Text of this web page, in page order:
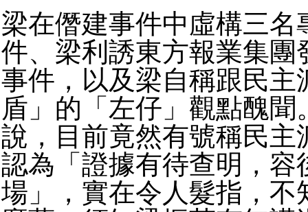
梁在僭建事件中虛構三名
件、梁利誘東方報業集團
事件，以及梁自稱跟民主
盾」的「左仔」觀點醜聞
說，目前竟然有號稱民主
認為「證據有待查明，容
場」，實在令人髮指，不